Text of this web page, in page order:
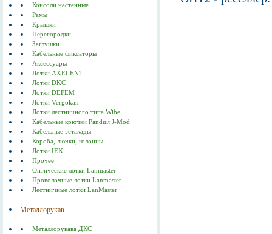
Консоли настенные
Рамы
Крышки
Перегородки
Заглушки
Кабельные фиксаторы
Аксессуары
Лотки AXELENT
Лотки DKC
Лотки DEFEM
Лотки Vergokan
Лотки лестничного типа Wibe
Кабельные крючки Panduit J-Mod
Кабельные эстакады
Короба, лючки, колонны
Лотки IEK
Прочее
Оптические лотки Lanmaster
Проволочные лотки Lanmaster
Лестничные лотки LanMaster
Металлорукав
Металлорукава ДКС